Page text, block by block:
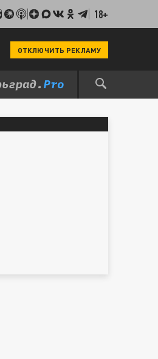
18+
ОТКЛЮЧИТЬ РЕКЛАМУ